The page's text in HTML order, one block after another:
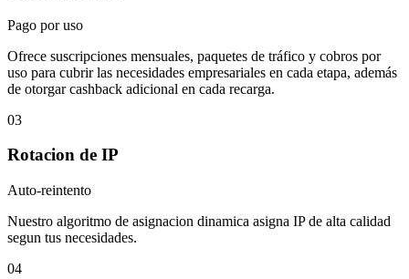
Pago por uso
Ofrece suscripciones mensuales, paquetes de tráfico y cobros por
uso para cubrir las necesidades empresariales en cada etapa, además
de otorgar cashback adicional en cada recarga.
03
Rotacion de IP
Auto-reintento
Nuestro algoritmo de asignacion dinamica asigna IP de alta calidad
segun tus necesidades.
04